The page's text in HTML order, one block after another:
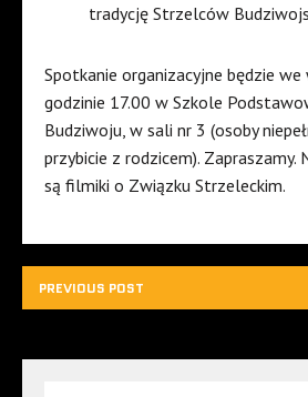
tradycję Strzelców
Spotkanie organizacyjne będzie
godzinie 17.00 w Szkole
Budziwoju, w sali nr 3 (osoby
przybicie z rodzicem). Zapraszamy.
są filmiki o Związku Strzeleckim.
PREVIOUS POST